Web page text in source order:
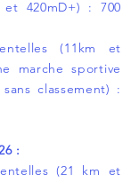
et 420mD+) : 700
(11km et
marche sportive
classement) :
:
(21 km et